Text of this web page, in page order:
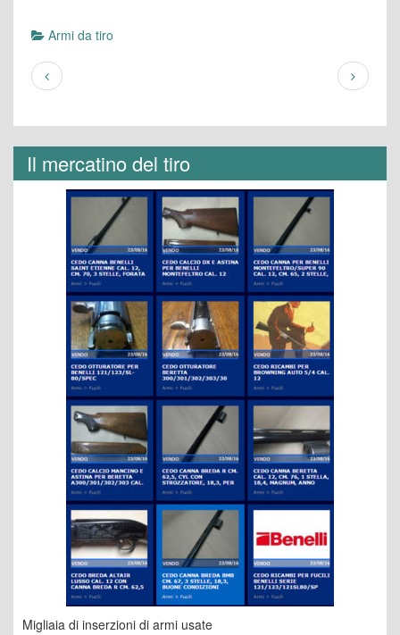
Armi da tiro
Il mercatino del tiro
Migliaia di inserzioni di armi usate